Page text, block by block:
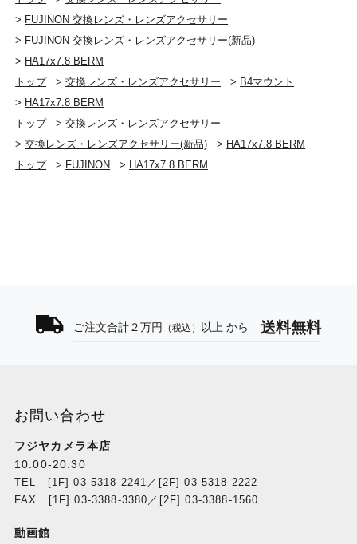
> FUJINON 交換レンズ・レンズアクセサリー
> FUJINON 交換レンズ・レンズアクセサリー(新品)
> HA17x7.8 BERM
トップ
>交換レンズ・レンズアクセサリー > B4マウント
> HA17x7.8 BERM
トップ
>交換レンズ・レンズアクセサリー
>交換レンズ・レンズアクセサリー(新品) > HA17x7.8 BERM
トップ
> FUJINON > HA17x7.8 BERM
ご注文合計２万円 （税込） 以上 から 送料無料
お問い合わせ
フジヤカメラ本店
10:00-20:30
TEL [1F] 03-5318-2241／[2F] 03-5318-2222
FAX [1F] 03-3388-3380／[2F] 03-3388-1560
動画館